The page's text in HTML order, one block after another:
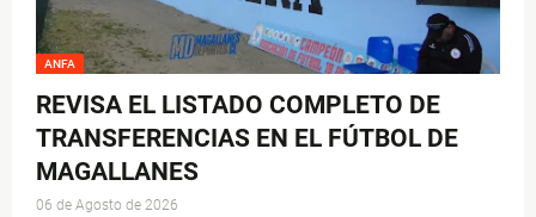
ANFA
REVISA EL LISTADO COMPLETO DE
TRANSFERENCIAS EN EL FÚTBOL DE
MAGALLANES
06 de Agosto de 2026